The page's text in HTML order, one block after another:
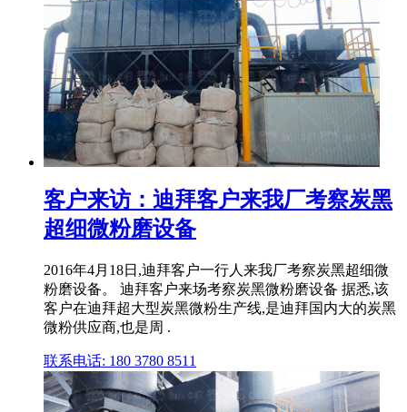
客户来访：迪拜客户来我厂考察炭黑
超细微粉磨设备
2016年4月18日,迪拜客户一行人来我厂考察炭黑超细微
粉磨设备。 迪拜客户来场考察炭黑微粉磨设备 据悉,该
客户在迪拜超大型炭黑微粉生产线,是迪拜国内大的炭黑
微粉供应商,也是周 .
联系电话: 180 3780 8511